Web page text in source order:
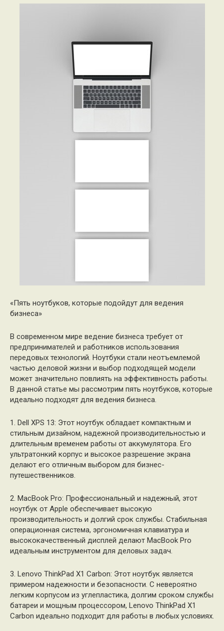
«Пять ноутбуков, которые подойдут для ведения
бизнеса»
В современном мире ведение бизнеса требует от
предпринимателей и работников использования
передовых технологий. Ноутбуки стали неотъемлемой
частью деловой жизни и выбор подходящей модели
может значительно повлиять на эффективность работы.
В данной статье мы рассмотрим пять ноутбуков, которые
идеально подходят для ведения бизнеса.
1. Dell XPS 13: Этот ноутбук обладает компактным и
стильным дизайном, надежной производительностью и
длительным временем работы от аккумулятора. Его
ультратонкий корпус и высокое разрешение экрана
делают его отличным выбором для бизнес-
путешественников.
2. MacBook Pro: Профессиональный и надежный, этот
ноутбук от Apple обеспечивает высокую
производительность и долгий срок службы. Стабильная
операционная система, эргономичная клавиатура и
высококачественный дисплей делают MacBook Pro
идеальным инструментом для деловых задач.
3. Lenovo ThinkPad X1 Carbon: Этот ноутбук является
примером надежности и безопасности. С невероятно
легким корпусом из углепластика, долгим сроком службы
батареи и мощным процессором, Lenovo ThinkPad X1
Carbon идеально подходит для работы в любых условиях.